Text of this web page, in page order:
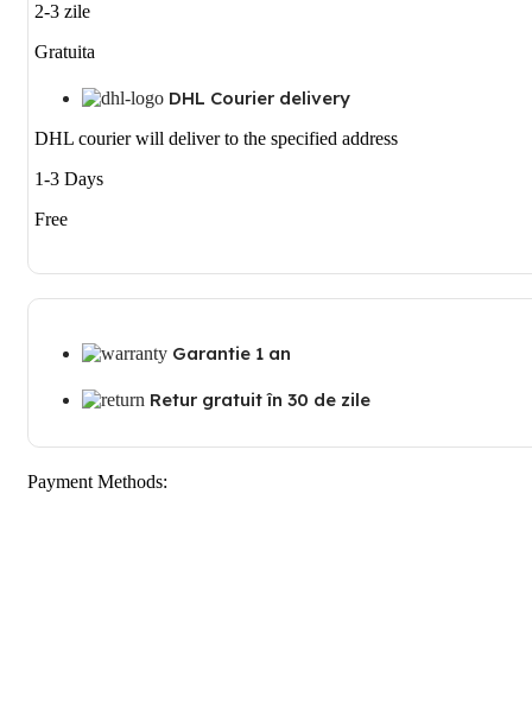
2-3 zile
Gratuita
DHL Courier delivery
DHL courier will deliver to the specified address
1-3 Days
Free
Garantie 1 an
Retur gratuit în 30 de zile
Payment Methods: